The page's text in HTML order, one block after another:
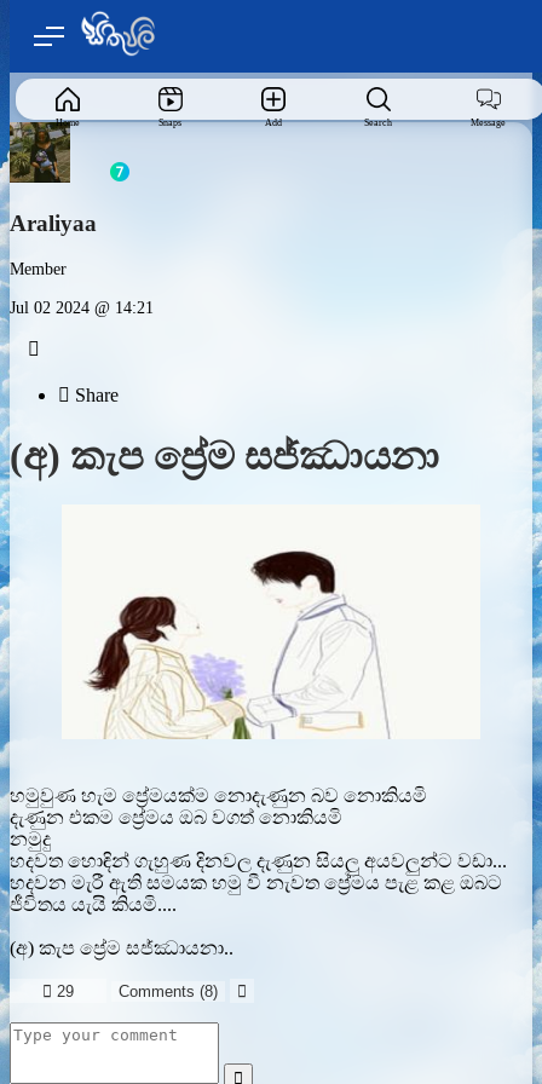
Home Snaps Add Search Message
Araliyaa
Member
Jul 02 2024 @ 14:21

 Share
(අ) කැප ප්‍රේම සජ්ඣායනා
හමුවුණ හැම ප්‍රේමයක්ම නොදැණුන බව නොකියමි
දැණුන එකම ප්‍රේමය ඔබ වගත් නොකියමි
නමුදු
හදවත හොඳින් ගැහුණ දිනවල දැණුන සියලු අයවලුන්ට වඩා...
හදවන මැරී ඇති සමයක හමු වී නැවත ප්‍රේමය පැළ කළ ඔබට
ජීවිතය යැයි කියමි....
(අ) කැප ප්‍රේම සජ්ඣායනා..
 29 Comments (8) 
